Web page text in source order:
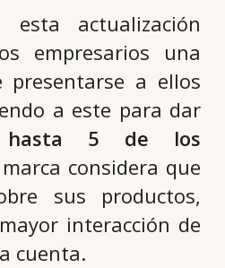
esta actualización
empresarios una
a ellos
a este para dar
hasta 5 de los
considera que
sus productos,
interacción de
cuenta.